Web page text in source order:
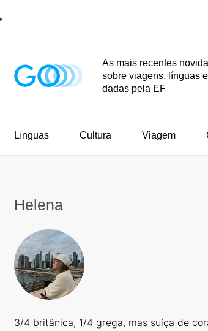
Início Programas
Saiba tudo que
As mais recentes
sobre viagens, línguas
dadas pela EF
Línguas Cultura Viagem
Helena
3/4 britânica, 1/4 grega, mas suíça de